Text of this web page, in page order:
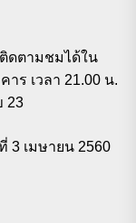
ติดตามชมได้ใน
ร เวลา 21.00 น.
23
3 เมษายน 2560